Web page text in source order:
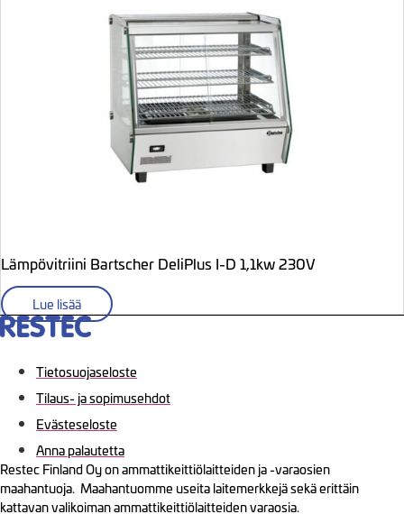
Lämpövitriini Bartscher DeliPlus I-D 1,1kw 230V
Lue lisää
Tietosuojaseloste
Tilaus- ja sopimusehdot
Evästeseloste
Anna palautetta
Restec Finland Oy on ammattikeittiölaitteiden ja -varaosien
maahantuoja. Maahantuomme useita laitemerkkejä sekä erittäin
kattavan valikoiman ammattikeittiölaitteiden varaosia.